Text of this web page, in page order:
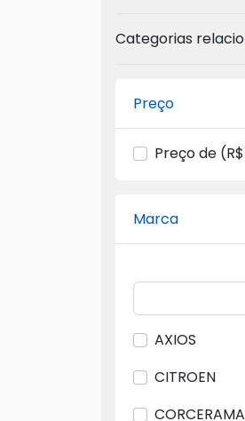
Categorias
Preço
Preço de
Marca
AXIOS
CITROEN
CORCERAMA